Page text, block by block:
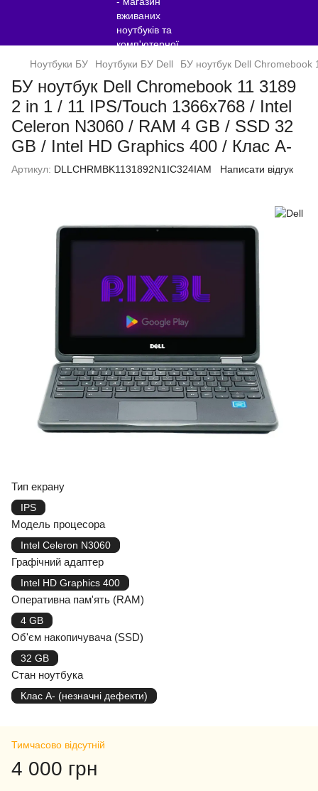
Ноутбуки БУ Ноутбуки БУ Dell БУ ноутбук Dell
БУ ноутбук Dell Chromebook 11 3189
2 in 1 / 11 IPS/Touch 1366x768 / Intel
Celeron N3060 / RAM 4 GB / SSD 32
GB / Intel HD Graphics 400 / Клас A-
Артикул: DLLCHRMBK1131892N1IC324IAM Написати відгук
Тип екрану
IPS
Модель процесора
Intel Celeron N3060
Графічний адаптер
Intel HD Graphics 400
Оперативна пам'ять (RAM)
4 GB
Об'єм накопичувача (SSD)
32 GB
Стан ноутбука
Клас A- (незначні дефекти)
Тимчасово відсутній
4 000 грн